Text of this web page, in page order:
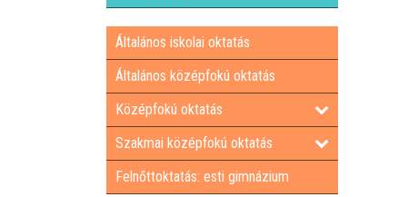
Általános iskolai oktatás
Általános középfokú oktatás
Középfokú oktatás
Szakmai középfokú oktatás
Felnőttoktatás: esti gimnázium